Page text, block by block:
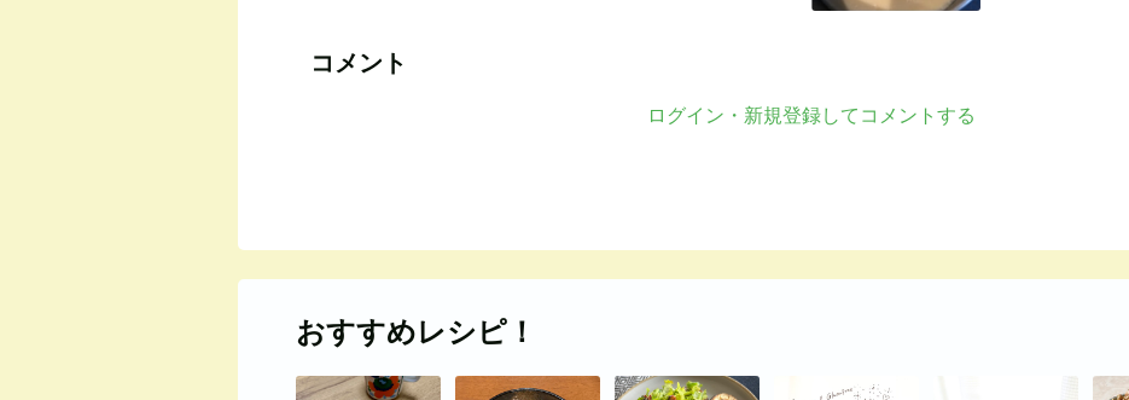
コメント
ログイン・新規登録してコメントする
おすすめレシピ！